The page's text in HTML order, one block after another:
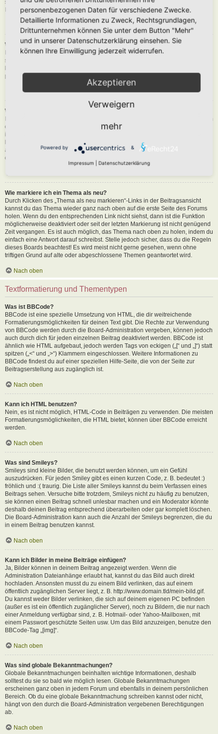
siehst du eine Schaltfläche in der Nähe des Beitrags, um diesen zu melden.
Du wirst dann durch die weiteren Schritte geführt.
Nach oben
Was bewirkt die „Speichern“-Schaltfläche beim Schreiben eines Beitrags?
Hiermit kannst du die geschriebene Entwürfe speichern und zu einem
späteren Zeitpunkt vervollständigen und absenden. Den gesicherten Beitrag
kannst du mit der Funktion „Gespeicherte Entwürfe verwalten“ in deinem
persönlichen Bereich erneut laden.
Nach oben
Warum muss mein Beitrag erst freigegeben werden?
Die Board-Administration kann entschieden haben, dass in dem Forum, in dem
du einen Beitrag erstellt hast, die Beiträge zuerst geprüft werden müssen. Es
ist auch möglich, dass die Administration dich zu einer Gruppe von Benutzern
hinzugefügt hat, bei denen sie die Beiträge erst begutachten möchte, bevor sie
auf der Seite sichtbar werden. Bitte kontaktiere die Board-Administration, wenn
du weitere Informationen dazu benötigst.
Wie markiere ich ein Thema als neu?
Durch Klicken des „Thema als neu markieren“-Links in der Beitragsansicht
kannst du das Thema wieder ganz nach oben auf die erste Seite des Forums
holen. Wenn du den entsprechenden Link nicht siehst, dann ist die Funktion
möglicherweise deaktiviert oder seit der letzten Markierung ist nicht genügend
Zeit vergangen. Es ist auch möglich, das Thema nach oben zu holen, indem du
einfach eine Antwort darauf schreibst. Stelle jedoch sicher, dass du die Regeln
dieses Boards beachtest! Es wird meist nicht gerne gesehen, wenn ohne
triftigen Grund auf alte oder abgeschlossene Themen geantwortet wird.
Nach oben
Textformatierung und Thementypen
Was ist BBCode?
BBCode ist eine spezielle Umsetzung von HTML, die dir weitreichende
Formatierungsmöglichkeiten für deinen Text gibt. Die Rechte zur Verwendung
von BBCode werden durch die Board-Administration vergeben, können jedoch
auch durch dich für jeden einzelnen Beitrag deaktiviert werden. BBCode ist
ähnlich wie HTML aufgebaut, jedoch werden Tags von eckigen („[“ und „]“) statt
spitzen („<“ und „>“) Klammern eingeschlossen. Weitere Informationen zu
BBCode findest du auf einer speziellen Hilfe-Seite, die von der Seite zur
Beitragserstellung aus zugänglich ist.
Nach oben
Kann ich HTML benutzen?
Nein, es ist nicht möglich, HTML-Code in Beiträgen zu verwenden. Die meisten
Formatierungsmöglichkeiten, die HTML bietet, können über BBCode erreicht
werden.
Nach oben
Was sind Smileys?
Smileys sind kleine Bilder, die benutzt werden können, um ein Gefühl
auszudrücken. Für jeden Smiley gibt es einen kurzen Code, z. B. bedeutet :)
fröhlich und :( traurig. Die Liste aller Smileys kannst du beim Verfassen eines
Beitrags sehen. Versuche bitte trotzdem, Smileys nicht zu häufig zu benutzen,
sie können einen Beitrag schnell unlesbar machen und ein Moderator könnte
deshalb deinen Beitrag entsprechend überarbeiten oder gar komplett löschen.
Die Board-Administration kann auch die Anzahl der Smileys begrenzen, die du
in einem Beitrag benutzen kannst.
Nach oben
Kann ich Bilder in meine Beiträge einfügen?
Ja, Bilder können in deinem Beitrag angezeigt werden. Wenn die
Administration Dateianhänge erlaubt hat, kannst du das Bild auch direkt
hochladen. Ansonsten musst du zu einem Bild verlinken, das auf einem
öffentlich zugänglichen Server liegt, z. B. http://www.domain.tld/mein-bild.gif.
Du kannst weder Bilder verlinken, die sich auf deinem eigenen PC befinden
(außer es ist ein öffentlich zugänglicher Server), noch zu Bildern, die nur nach
einer Anmeldung verfügbar sind, z. B. Hotmail- oder Yahoo-Mailboxen, mit
einem Passwort geschützte Seiten usw. Um das Bild anzuzeigen, benutze den
BBCode-Tag „[img]“.
Nach oben
Was sind globale Bekanntmachungen?
Globale Bekanntmachungen beinhalten wichtige Informationen, deshalb
solltest du sie so bald wie möglich lesen. Globale Bekanntmachungen
erscheinen ganz oben in jedem Forum und ebenfalls in deinem persönlichen
Bereich. Ob du eine globale Bekanntmachung schreiben kannst oder nicht,
hängt von den durch die Board-Administration vergebenen Berechtigungen
ab.
Nach oben
personenbezogenen Daten für verschiedene Zwecke.
Detaillierte Informationen zu Zweck, Rechtsgrundlagen,
Drittunternehmen können Sie unter dem Button "Mehr"
und in unserer Datenschutzerklärung einsehen. Sie
können Ihre Einwilligung jederzeit widerrufen.
Akzeptieren
Verweigern
mehr
Powered by &
Impressum Datenschutzerklärung